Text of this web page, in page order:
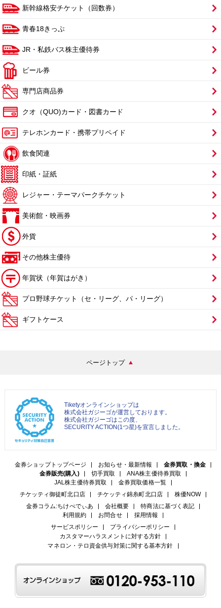
新幹線格安チケット（回数券）
青春18きっぷ
JR・私鉄バス株主優待券
ビール券
専門店商品券
クオ（QUO)カード・図書カード
テレホンカード・携帯プリペイド
飲食関連
印紙・証紙
レジャー・テーマパークチケット
美術館・映画券
外貨
その他株主優待
年賀状（年賀はがき）
プロ野球チケット（セ・リーグ、パ・リーグ）
ギフトケース
ページトップ
Tiketyオンラインショップは
株式会社ガジーゴが運営しております。
株式会社ガジーゴはこの度、
SECURITY ACTION(1つ星)を宣言しました。
金券ショップトップページ お知らせ・最新情報
金券買取・換金
金券販売(購入)
切手買取
ANA株主優待券買取
JAL株主優待券買取
金券買取価格一覧
チケッティ御徒町北口店
チケッティ錦糸町北口店
株優NOW
金券コラム:ちけぺでぃあ
会社概要
特商法に基づく表記
利用規約
お問合せ
採用情報
サービスポリシー
プライバシーポリシー
カスタマーハラスメントに対する方針
マネロン・テロ資金供与対策に関する基本方針